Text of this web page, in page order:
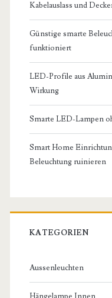
Kabelauslass und
Günstige smarte
funktioniert
LED-Profile aus
Wirkung
Smarte LED-Lampen
Smart Home
Beleuchtung ruinieren
KATEGORIEN
Aussenleuchten